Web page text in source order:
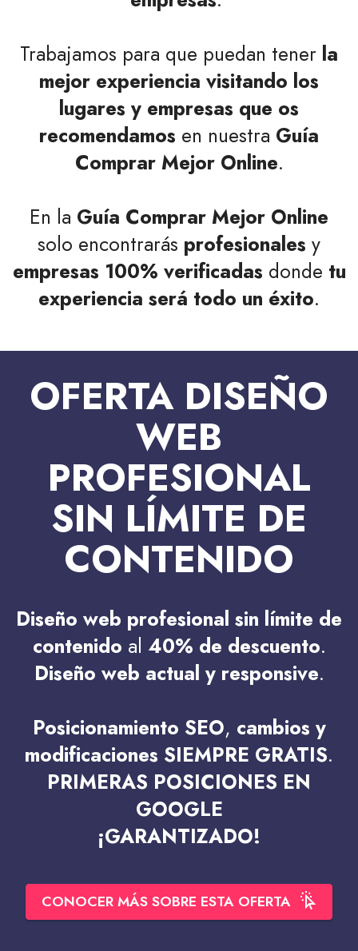
Trabajamos para que puedan tener la
mejor experiencia visitando los
lugares y empresas que os
recomendamos en nuestra Guía
Comprar Mejor Online.
En la Guía Comprar Mejor Online
solo encontrarás profesionales y
empresas 100% verificadas donde tu
experiencia será todo un éxito.
OFERTA DISEÑO
WEB
PROFESIONAL
SIN LÍMITE DE
CONTENIDO
Diseño web profesional sin límite de
contenido al 40% de descuento.
Diseño web actual y responsive.
Posicionamiento SEO, cambios y
modificaciones SIEMPRE GRATIS.
PRIMERAS POSICIONES EN
GOOGLE
¡GARANTIZADO!
CONOCER MÁS SOBRE ESTA OFERTA